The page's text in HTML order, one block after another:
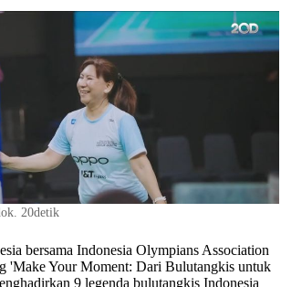
20detik
bersama Indonesia Olympians Association
'Make Your Moment: Dari Bulutangkis untuk
9 legenda bulutangkis Indonesia